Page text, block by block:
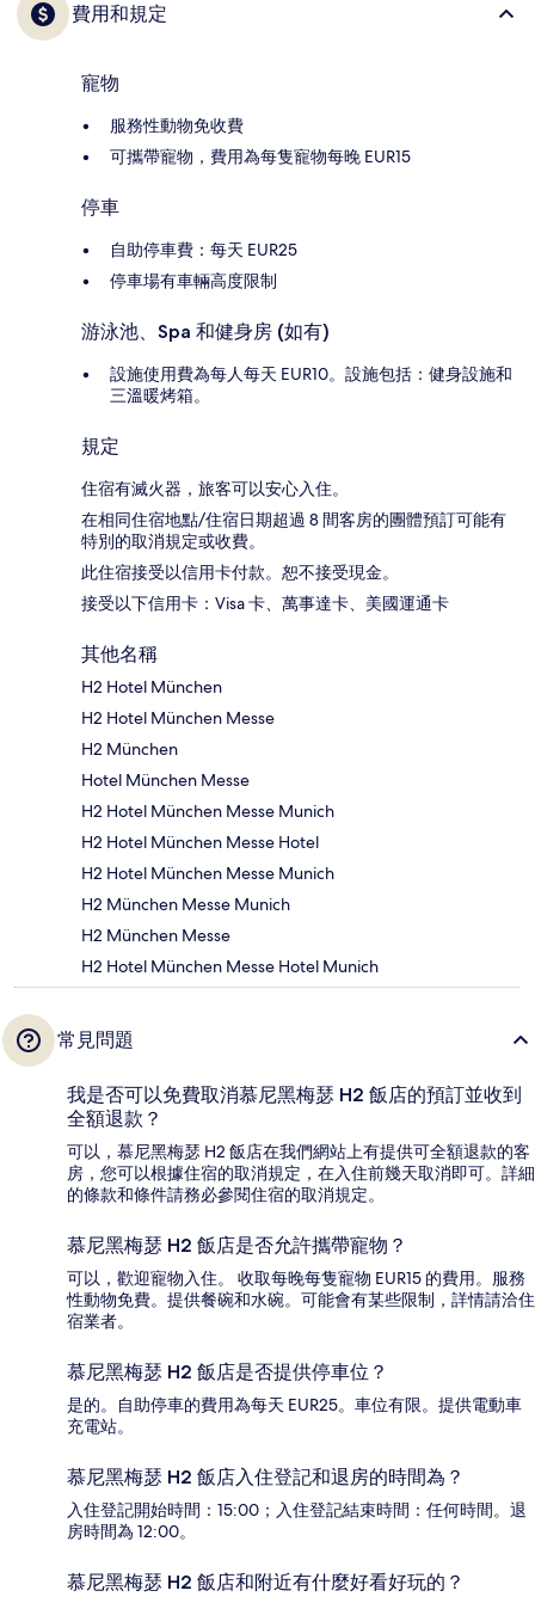
費用和規定
寵物
服務性動物免收費
可攜帶寵物，費用為每隻寵物每晚 EUR15
停車
自助停車費：每天 EUR25
停車場有車輛高度限制
游泳池、Spa 和健身房 (如有)
設施使用費為每人每天 EUR10。設施包括：健身設施和
三溫暖烤箱。
規定
住宿有滅火器，旅客可以安心入住。
在相同住宿地點/住宿日期超過 8 間客房的團體預訂可能有
特別的取消規定或收費。
此住宿接受以信用卡付款。恕不接受現金。
接受以下信用卡：Visa 卡、萬事達卡、美國運通卡
其他名稱
H2 Hotel München
H2 Hotel München Messe
H2 München
Hotel München Messe
H2 Hotel München Messe Munich
H2 Hotel München Messe Hotel
H2 Hotel München Messe Munich
H2 München Messe Munich
H2 München Messe
H2 Hotel München Messe Hotel Munich
常見問題
我是否可以免費取消慕尼黑梅瑟 H2 飯店的預訂並收到
全額退款？
可以，慕尼黑梅瑟 H2 飯店在我們網站上有提供可全額退款的客
房，您可以根據住宿的取消規定，在入住前幾天取消即可。詳細
的條款和條件請務必參閱住宿的取消規定。
慕尼黑梅瑟 H2 飯店是否允許攜帶寵物？
可以，歡迎寵物入住。 收取每晚每隻寵物 EUR15 的費用。服務
性動物免費。提供餐碗和水碗。可能會有某些限制，詳情請洽住
宿業者。
慕尼黑梅瑟 H2 飯店是否提供停車位？
是的。自助停車的費用為每天 EUR25。車位有限。提供電動車
充電站。
慕尼黑梅瑟 H2 飯店入住登記和退房的時間為？
入住登記開始時間：15:00；入住登記結束時間：任何時間。退
房時間為 12:00。
慕尼黑梅瑟 H2 飯店和附近有什麼好看好玩的？